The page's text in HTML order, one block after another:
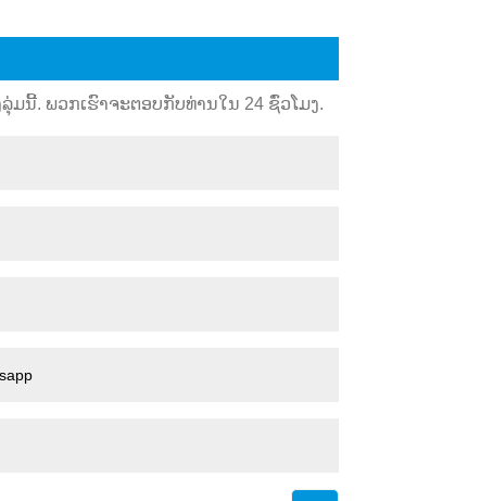
ນີ້. ພວກເຮົາຈະຕອບກັບທ່ານໃນ 24 ຊົ່ວໂມງ.